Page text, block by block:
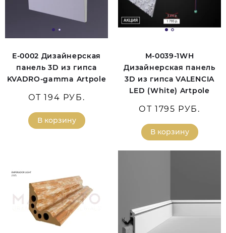
E-0002 Дизайнерская
панель 3D из гипса
KVADRO-gamma Artpole
ОТ 194 РУБ.
В корзину
M-0039-1WH
Дизайнерская панель
3D из гипса VALENCIA
LED (White) Artpole
ОТ 1795 РУБ.
В корзину